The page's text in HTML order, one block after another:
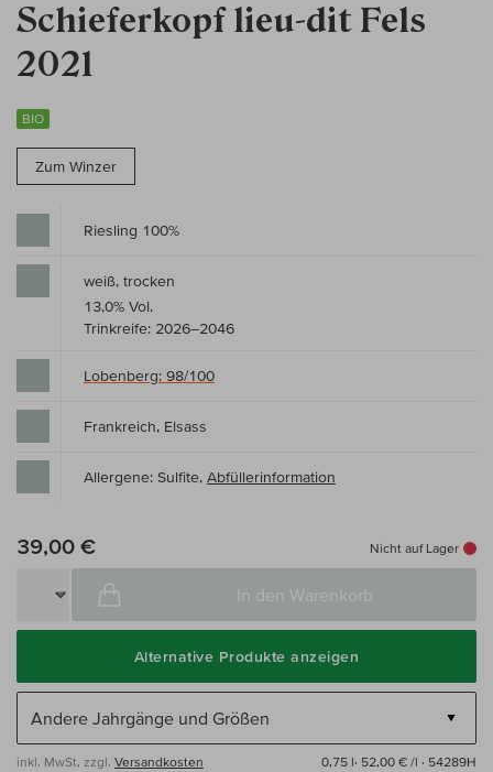
Schieferkopf lieu-dit Fels
2021
BIO
Zum Winzer
Riesling 100%
weiß, trocken
13,0% Vol.
Trinkreife: 2026–2046
Lobenberg: 98/100
Frankreich, Elsass
Allergene: Sulfite, Abfüllerinformation
39,00 € Nicht auf Lager
In den Warenkorb
Alternative Produkte anzeigen
inkl. MwSt, zzgl. Versandkosten 0,75 l· 52,00 € /l · 54289H